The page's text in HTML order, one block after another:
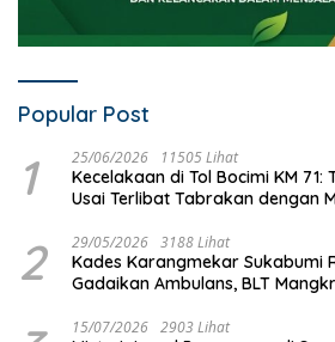
Popular Post
1 25/06/2026 11505 Lihat
Kecelakaan di Tol Bocimi KM 71:
Usai Terlibat Tabrakan dengan
2 29/05/2026 3188 Lihat
Kades Karangmekar Sukabumi
Gadaikan Ambulans, BLT
15/07/2026 2903 Lihat